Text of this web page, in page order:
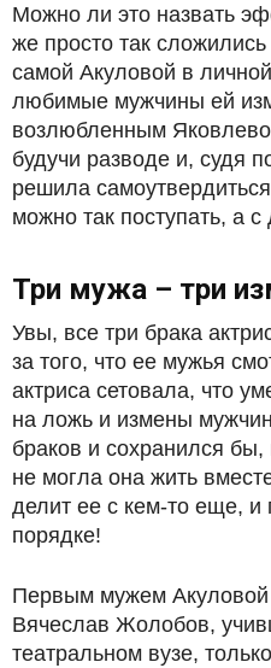
Можно ли это назвать
же просто так
самой Акуловой в
любимые мужчины ей
возлюбленным
будучи разводе и, судя
решила
можно так поступать, а
Три мужа – три
Увы, все три брака
за того, что ее мужья
актриса сетовала, что
на ложь и измены
браков и сохранился
не могла она жить
делит ее с кем-то еще, и
порядке!
Первым мужем Акуловой
Вячеслав Жолобов,
театральном вузе,